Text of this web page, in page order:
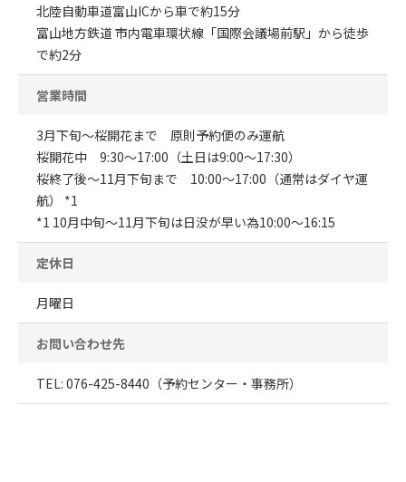
北陸自動車道富山ICから車で約15分
富山地方鉄道 市内電車環状線「国際会議場前駅」から徒歩
で約2分
営業時間
3月下旬～桜開花まで 原則予約便のみ運航
桜開花中 9:30～17:00（土日は9:00～17:30）
桜終了後～11月下旬まで 10:00～17:00（通常はダイヤ運
航） *1
*1 10月中旬～11月下旬は日没が早い為10:00～16:15
定休日
月曜日
お問い合わせ先
TEL: 076-425-8440（予約センター・事務所）